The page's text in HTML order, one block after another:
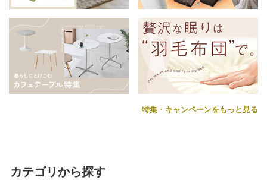
特集・キャンペーンをもっと見る
カテゴリから探す